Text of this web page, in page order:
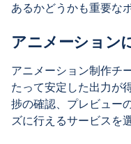
あるかどうかも重要な
アニメーション
アニメーション制作チ
たって安定した出力が
捗の確認、プレビュー
ズに行えるサービスを